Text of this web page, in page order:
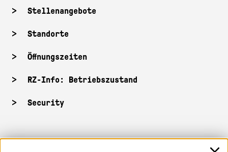
Stellenangebote
Standorte
Öffnungszeiten
RZ-Info: Betriebszustand
Security
HKA-Shop